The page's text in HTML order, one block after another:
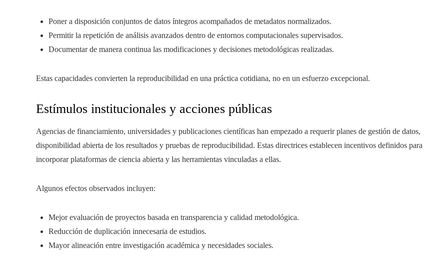
Poner a disposición conjuntos de datos íntegros acompañados de metadatos normalizados.
Permitir la repetición de análisis avanzados dentro de entornos computacionales supervisados.
Documentar de manera continua las modificaciones y decisiones metodológicas realizadas.
Estas capacidades convierten la reproducibilidad en una práctica cotidiana, no en un esfuerzo excepcional.
Estímulos institucionales y acciones públicas
Agencias de financiamiento, universidades y publicaciones científicas han empezado a requerir planes de gestión de datos,
disponibilidad abierta de los resultados y pruebas de reproducibilidad. Estas directrices establecen incentivos definidos para
incorporar plataformas de ciencia abierta y las herramientas vinculadas a ellas.
Algunos efectos observados incluyen:
Mejor evaluación de proyectos basada en transparencia y calidad metodológica.
Reducción de duplicación innecesaria de estudios.
Mayor alineación entre investigación académica y necesidades sociales.